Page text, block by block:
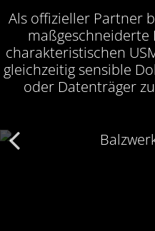
Als offizieller Partner
maßgeschneiderte
charakteristischen
gleichzeitig sensible
oder Datenträger